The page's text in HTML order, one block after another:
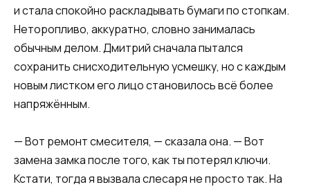
и стала спокойно раскладывать бумаги по стопкам.
Неторопливо, аккуратно, словно занималась
обычным делом. Дмитрий сначала пытался
сохранить снисходительную усмешку, но с каждым
новым листком его лицо становилось всё более
напряжённым.
— Вот ремонт смесителя, — сказала она. — Вот
замена замка после того, как ты потерял ключи.
Кстати, тогда я вызвала слесаря не просто так. На